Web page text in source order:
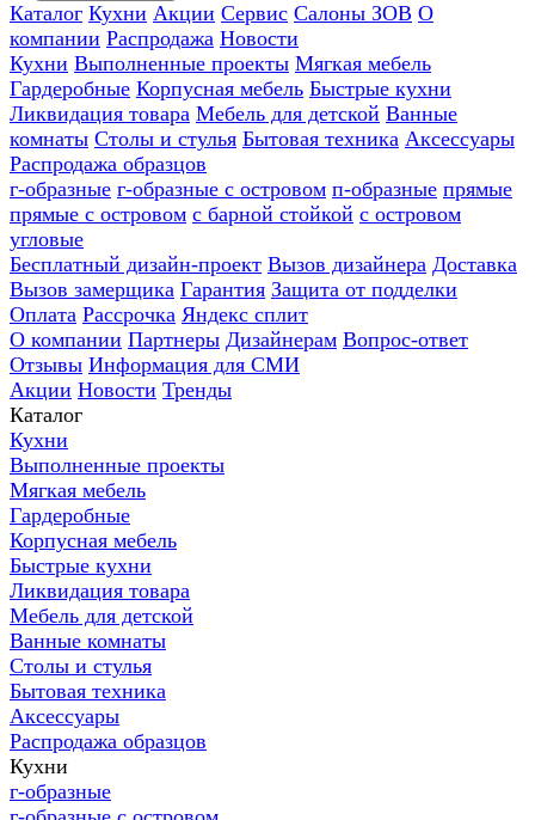
Каталог Кухни Акции Сервис Салоны ЗОВ О
компании Распродажа Новости
Кухни Выполненные проекты Мягкая мебель
Гардеробные Корпусная мебель Быстрые кухни
Ликвидация товара Мебель для детской Ванные
комнаты Столы и стулья Бытовая техника Аксессуары
Распродажа образцов
г-образные г-образные с островом п-образные прямые
прямые с островом с барной стойкой с островом
угловые
Бесплатный дизайн-проект Вызов дизайнера Доставка
Вызов замерщика Гарантия Защита от подделки
Оплата Рассрочка Яндекс сплит
О компании Партнеры Дизайнерам Вопрос-ответ
Отзывы Информация для СМИ
Акции Новости Тренды
Каталог
Кухни
Выполненные проекты
Мягкая мебель
Гардеробные
Корпусная мебель
Быстрые кухни
Ликвидация товара
Мебель для детской
Ванные комнаты
Столы и стулья
Бытовая техника
Аксессуары
Распродажа образцов
Кухни
г-образные